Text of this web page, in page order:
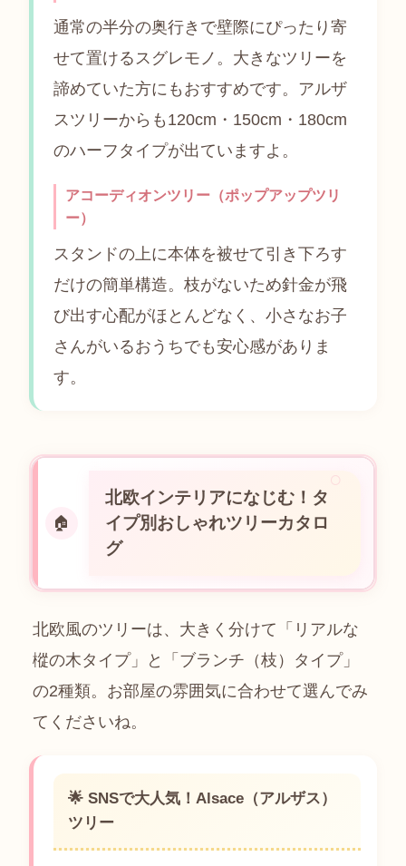
通常の半分の奥行きで壁際にぴったり寄
せて置けるスグレモノ。大きなツリーを
諦めていた方にもおすすめです。アルザ
スツリーからも120cm・150cm・180cm
のハーフタイプが出ていますよ。
アコーディオンツリー（ポップアップツリ
ー）
スタンドの上に本体を被せて引き下ろす
だけの簡単構造。枝がないため針金が飛
び出す心配がほとんどなく、小さなお子
さんがいるおうちでも安心感がありま
す。
🏠
北欧インテリアになじむ！タ
イプ別おしゃれツリーカタロ
グ
北欧風のツリーは、大きく分けて「リアルな
樅の木タイプ」と「ブランチ（枝）タイプ」
の2種類。お部屋の雰囲気に合わせて選んでみ
てくださいね。
🌟 SNSで大人気！Alsace（アルザス）
ツリー